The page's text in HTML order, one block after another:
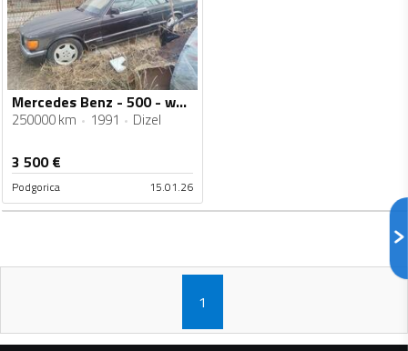
Mercedes Benz - 500 - w126 500 sec v8 (za ljubitelje)
250000 km 1991 Dizel
3 500€
Podgorica 15.01.26
1